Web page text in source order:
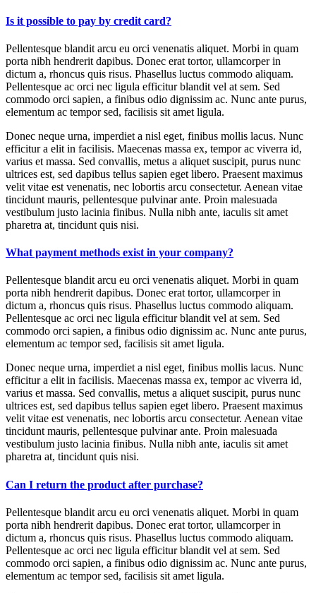
Is it possible to pay by credit card?
Pellentesque blandit arcu eu orci venenatis aliquet. Morbi in quam
porta nibh hendrerit dapibus. Donec erat tortor, ullamcorper in
dictum a, rhoncus quis risus. Phasellus luctus commodo aliquam.
Pellentesque ac orci nec ligula efficitur blandit vel at sem. Sed
commodo orci sapien, a finibus odio dignissim ac. Nunc ante purus,
elementum ac tempor sed, facilisis sit amet ligula.
Donec neque urna, imperdiet a nisl eget, finibus mollis lacus. Nunc
efficitur a elit in facilisis. Maecenas massa ex, tempor ac viverra id,
varius et massa. Sed convallis, metus a aliquet suscipit, purus nunc
ultrices est, sed dapibus tellus sapien eget libero. Praesent maximus
velit vitae est venenatis, nec lobortis arcu consectetur. Aenean vitae
tincidunt mauris, pellentesque pulvinar ante. Proin malesuada
vestibulum justo lacinia finibus. Nulla nibh ante, iaculis sit amet
pharetra at, tincidunt quis nisi.
What payment methods exist in your company?
Pellentesque blandit arcu eu orci venenatis aliquet. Morbi in quam
porta nibh hendrerit dapibus. Donec erat tortor, ullamcorper in
dictum a, rhoncus quis risus. Phasellus luctus commodo aliquam.
Pellentesque ac orci nec ligula efficitur blandit vel at sem. Sed
commodo orci sapien, a finibus odio dignissim ac. Nunc ante purus,
elementum ac tempor sed, facilisis sit amet ligula.
Donec neque urna, imperdiet a nisl eget, finibus mollis lacus. Nunc
efficitur a elit in facilisis. Maecenas massa ex, tempor ac viverra id,
varius et massa. Sed convallis, metus a aliquet suscipit, purus nunc
ultrices est, sed dapibus tellus sapien eget libero. Praesent maximus
velit vitae est venenatis, nec lobortis arcu consectetur. Aenean vitae
tincidunt mauris, pellentesque pulvinar ante. Proin malesuada
vestibulum justo lacinia finibus. Nulla nibh ante, iaculis sit amet
pharetra at, tincidunt quis nisi.
Can I return the product after purchase?
Pellentesque blandit arcu eu orci venenatis aliquet. Morbi in quam
porta nibh hendrerit dapibus. Donec erat tortor, ullamcorper in
dictum a, rhoncus quis risus. Phasellus luctus commodo aliquam.
Pellentesque ac orci nec ligula efficitur blandit vel at sem. Sed
commodo orci sapien, a finibus odio dignissim ac. Nunc ante purus,
elementum ac tempor sed, facilisis sit amet ligula.